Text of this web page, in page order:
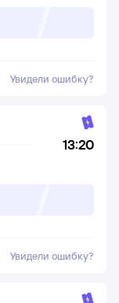
Увидели ошибку?
13:20
Увидели ошибку?